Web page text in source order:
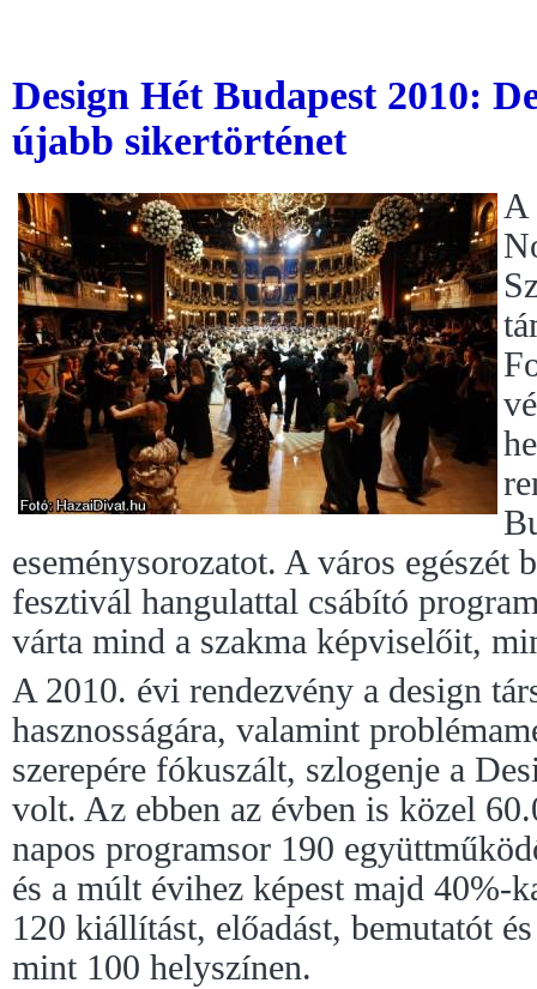
Design Hét Budapest 2010:
újabb sikertörténet
A
eseménysorozatot. A város egészét
fesztivál hangulattal csábító
várta mind a szakma képviselőit,
A 2010. évi rendezvény a design
hasznosságára, valamint
szerepére fókuszált, szlogenje a
volt. Az ebben az évben is közel
napos programsor 190
és a múlt évihez képest majd 40%-
120 kiállítást, előadást, bemutatót
mint 100 helyszínen.